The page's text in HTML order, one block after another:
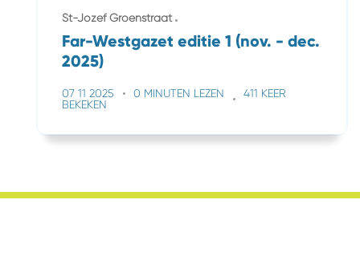
St-Jozef Groenstraat
Far-Westgazet editie 1 (nov. - dec.
2025)
07 11 2025 0 MINUTEN LEZEN
411 KEER
BEKEKEN